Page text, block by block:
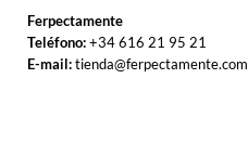
Ferpectamente
Teléfono:+34 616 21 95 21
E-mail:tienda@ferpectamente.com